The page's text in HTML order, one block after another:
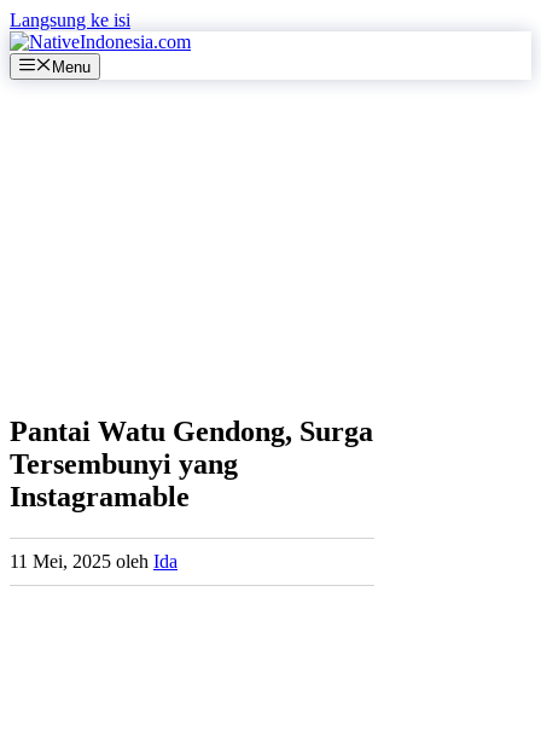
Langsung ke isi
Menu
Pantai Watu Gendong, Surga
Tersembunyi yang
Instagramable
11 Mei, 2025 oleh Ida